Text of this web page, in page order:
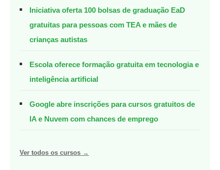
Iniciativa oferta 100 bolsas de graduação EaD
gratuitas para pessoas com TEA e mães de
crianças autistas
Escola oferece formação gratuita em tecnologia e
inteligência artificial
Google abre inscrições para cursos gratuitos de
IA e Nuvem com chances de emprego
Ver todos os cursos →